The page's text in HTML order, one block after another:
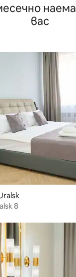
вас
8